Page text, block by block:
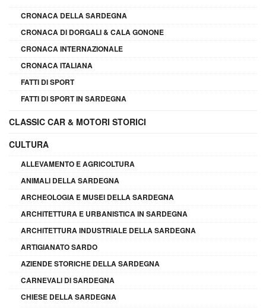
CRONACA DELLA SARDEGNA
CRONACA DI DORGALI & CALA GONONE
CRONACA INTERNAZIONALE
CRONACA ITALIANA
FATTI DI SPORT
FATTI DI SPORT IN SARDEGNA
CLASSIC CAR & MOTORI STORICI
CULTURA
ALLEVAMENTO E AGRICOLTURA
ANIMALI DELLA SARDEGNA
ARCHEOLOGIA E MUSEI DELLA SARDEGNA
ARCHITETTURA E URBANISTICA IN SARDEGNA
ARCHITETTURA INDUSTRIALE DELLA SARDEGNA
ARTIGIANATO SARDO
AZIENDE STORICHE DELLA SARDEGNA
CARNEVALI DI SARDEGNA
CHIESE DELLA SARDEGNA